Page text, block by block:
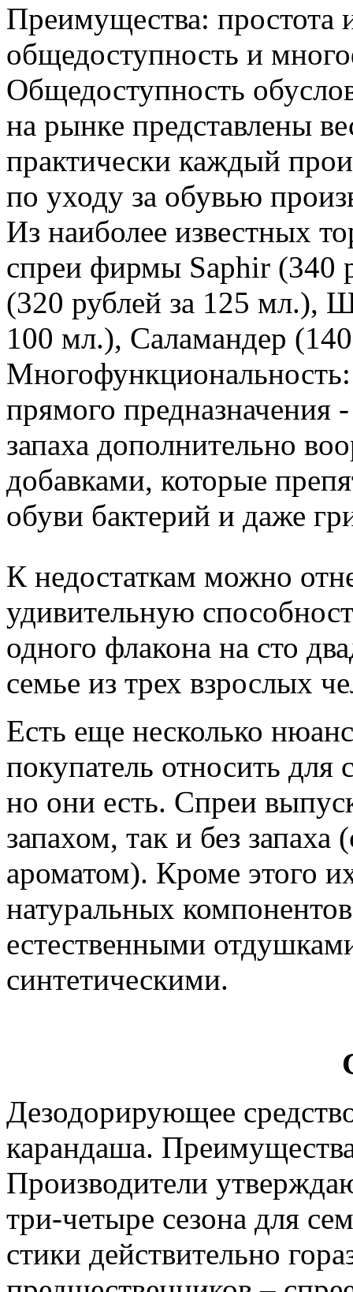
Преимущества: простота
общедоступность и
Общедоступность
на рынке представлены
практически каждый
по уходу за обувью
Из наиболее известных
спреи фирмы Saphir (340
(320 рублей за 125 мл.),
100 мл.), Саламандер
прямого предназначения
запаха дополнительно
добавками, которые
обуви бактерий и даже
К недостаткам можно
удивительную
одного флакона на сто
семье из трех взрослых
Есть еще несколько
покупатель относить
но они есть. Спреи
запахом, так и без
ароматом). Кроме этого
натуральных
естественными
синтетическими.
Дезодорирующее
карандаша.
Производители
три-четыре сезона для
стики действительно